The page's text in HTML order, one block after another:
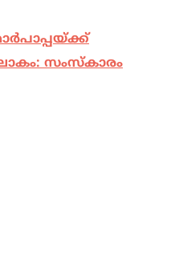
സംസ്കാരം